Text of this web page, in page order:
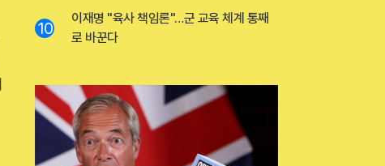
10
이재명 "육사 책임론"…군 교육 체계 통째
로 바꾼다